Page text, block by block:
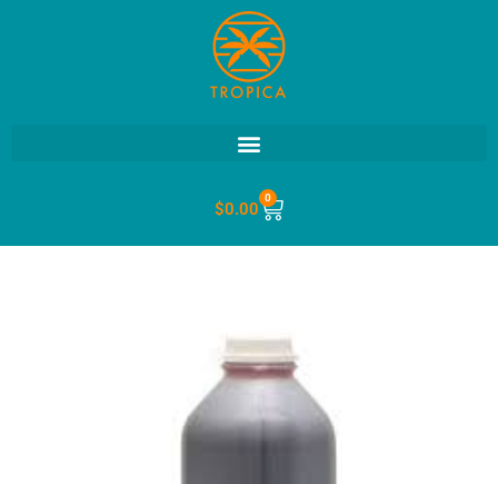
$0.00
0